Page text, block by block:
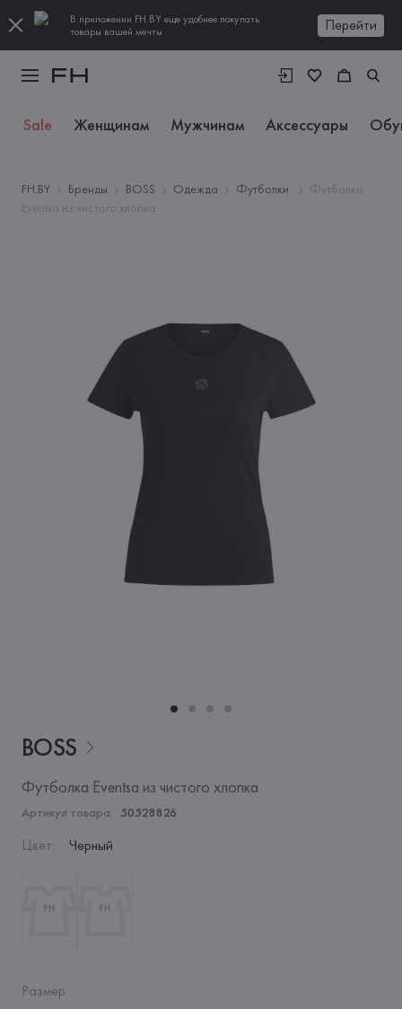
В приложении FH.BY еще удобнее покупать
товары вашей мечты
Перейти
Sale Женщинам Мужчинам Аксессуары
FH.BY Бренды BOSS Одежда Футболки
Футболка
Eventsa из чистого хлопка
BOSS
Футболка Eventsa из чистого хлопка
Артикул товара: 50528826
Цвет: Черный
Размер: